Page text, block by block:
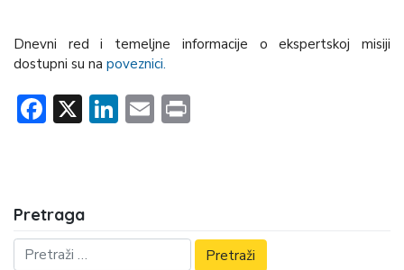
Dnevni red i temeljne informacije o ekspertskoj misiji
dostupni su na poveznici.
Facebook
X LinkedIn
Email
Pretraga